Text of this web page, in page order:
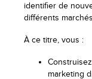
identifier de
différents
À ce titre, vous :
marketing